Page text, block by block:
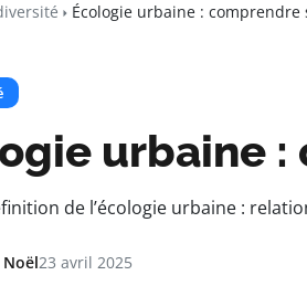
Écologie urbaine :
urbaine
de l’écologie urbaine :
Noël23 avril 2025